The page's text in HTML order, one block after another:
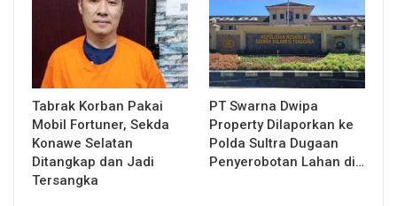
Tabrak Korban Pakai
Mobil Fortuner, Sekda
Konawe Selatan
Ditangkap dan Jadi
Tersangka
PT Swarna Dwipa
Property Dilaporkan ke
Polda Sultra Dugaan
Penyerobotan Lahan di…